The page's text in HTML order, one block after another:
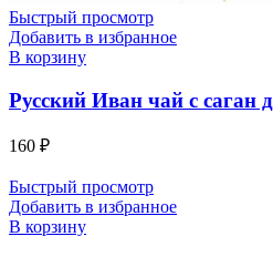
Быстрый просмотр
Добавить в избранное
В корзину
Русский Иван чай с саган
160 ₽
Быстрый просмотр
Добавить в избранное
В корзину